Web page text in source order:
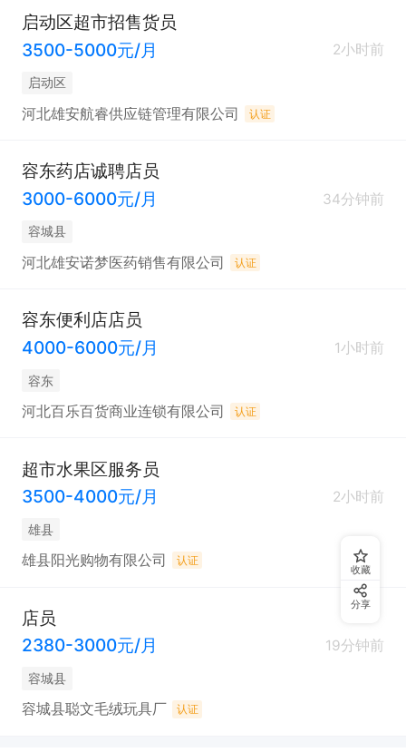
启动区超市招售货员
3500-5000元/月
2小时前
启动区
河北雄安航睿供应链管理有限公司 认证
容东药店诚聘店员
3000-6000元/月
34分钟前
容城县
河北雄安诺梦医药销售有限公司 认证
容东便利店店员
4000-6000元/月
1小时前
容东
河北百乐百货商业连锁有限公司 认证
超市水果区服务员
3500-4000元/月
2小时前
雄县
雄县阳光购物有限公司 认证
店员
2380-3000元/月
19分钟前
容城县
容城县聪文毛绒玩具厂 认证
收藏
分享